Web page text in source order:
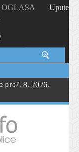
OGLASA
Upute
preko 1.700
7. 8. 2026.